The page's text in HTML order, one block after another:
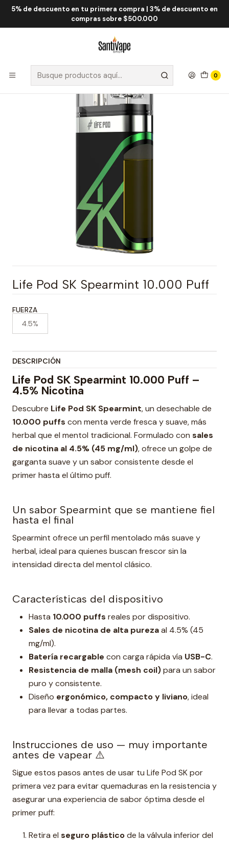
5% de descuento en tu primera compra | 3% de descuento en
compras sobre $500.000
0
Inicio Life Pod Life Pod SK 10.000 Puff
Life Pod SK Spearmint 10.000 Puff
Life Pod SK Spearmint 10.000 Puff
FUERZA
4.5%
DESCRIPCIÓN
Life Pod SK Spearmint 10.000 Puff –
4.5% Nicotina
Descubre Life Pod SK Spearmint, un desechable de
10.000 puffs con menta verde fresca y suave, más
herbal que el mentol tradicional. Formulado con sales
de nicotina al 4.5% (45 mg/ml), ofrece un golpe de
garganta suave y un sabor consistente desde el
primer hasta el último puff.
Un sabor Spearmint que se mantiene fiel
hasta el final
Spearmint ofrece un perfil mentolado más suave y
herbal, ideal para quienes buscan frescor sin la
intensidad directa del mentol clásico.
Características del dispositivo
Hasta 10.000 puffs reales por dispositivo.
Sales de nicotina de alta purezaal 4.5% (45
mg/ml).
Batería recargable con carga rápida vía USB-C.
Resistencia de malla (mesh coil)para un sabor
puro y consistente.
Diseño ergonómico, compacto y liviano, ideal
para llevar a todas partes.
Instrucciones de uso — muy importante
antes de vapear ⚠️
Sigue estos pasos antes de usar tu Life Pod SK por
primera vez para evitar quemaduras en la resistencia y
asegurar una experiencia de sabor óptima desde el
primer puff:
Retira el seguro plásticode la válvula inferior del